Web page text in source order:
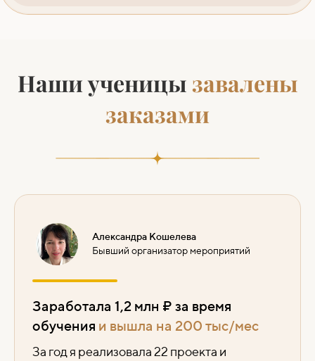
Наши ученицы завалены
заказами
Александра Кошелева
Бывший организатор мероприятий
Заработала 1,2 млн ₽ за время
обучения и вышла на 200 тыс/мес
За год я реализовала 22 проекта и